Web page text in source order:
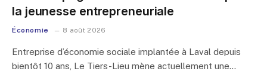
la jeunesse entrepreneuriale
Économie 8 août 2026
Entreprise d’économie sociale implantée à Laval depuis
bientôt 10 ans, Le Tiers-Lieu mène actuellement une…